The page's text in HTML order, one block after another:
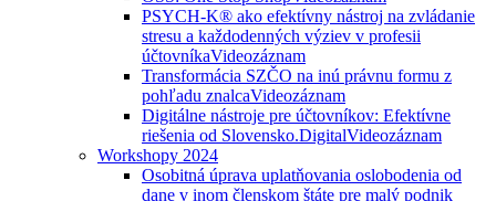
PSYCH-K® ako efektívny nástroj na zvládanie
stresu a každodenných výziev v profesii
účtovníkaVideozáznam
Transformácia SZČO na inú právnu formu z
pohľadu znalcaVideozáznam
Digitálne nástroje pre účtovníkov: Efektívne
riešenia od Slovensko.DigitalVideozáznam
Workshopy 2024
Osobitná úprava uplatňovania oslobodenia od
dane v inom členskom štáte pre malý podnik